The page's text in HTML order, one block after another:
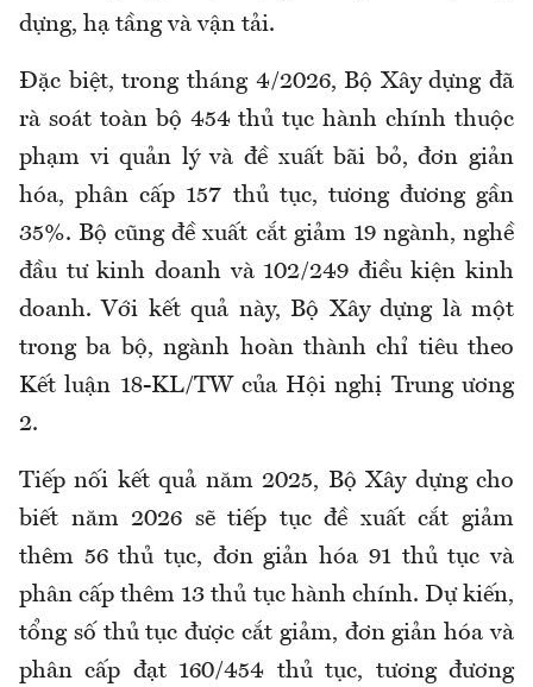
dựng, hạ tầng và vận tải.
Đặc biệt, trong tháng 4/2026, Bộ Xây dựng đã
rà soát toàn bộ 454 thủ tục hành chính thuộc
phạm vi quản lý và đề xuất bãi bỏ, đơn giản
hóa, phân cấp 157 thủ tục, tương đương gần
35%. Bộ cũng đề xuất cắt giảm 19 ngành, nghề
đầu tư kinh doanh và 102/249 điều kiện kinh
doanh. Với kết quả này, Bộ Xây dựng là một
trong ba bộ, ngành hoàn thành chỉ tiêu theo
Kết luận 18-KL/TW của Hội nghị Trung ương
2.
Tiếp nối kết quả năm 2025, Bộ Xây dựng cho
biết năm 2026 sẽ tiếp tục đề xuất cắt giảm
thêm 56 thủ tục, đơn giản hóa 91 thủ tục và
phân cấp thêm 13 thủ tục hành chính. Dự kiến,
tổng số thủ tục được cắt giảm, đơn giản hóa và
phân cấp đạt 160/454 thủ tục, tương đương